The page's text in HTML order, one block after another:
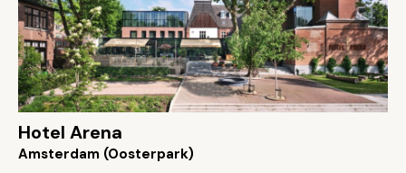
Hotel Arena
Amsterdam (Oosterpark)